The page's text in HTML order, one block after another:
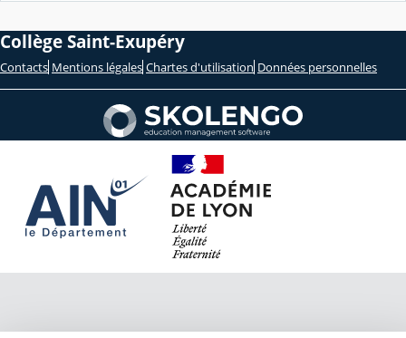
Collège Saint-Exupéry
Contacts Mentions légales Chartes d'utilisation Données personnelles